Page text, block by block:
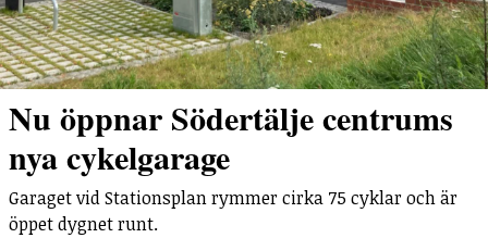
Nu öppnar Södertälje centrums
nya cykelgarage
Garaget vid Stationsplan rymmer cirka 75 cyklar och är
öppet dygnet runt.